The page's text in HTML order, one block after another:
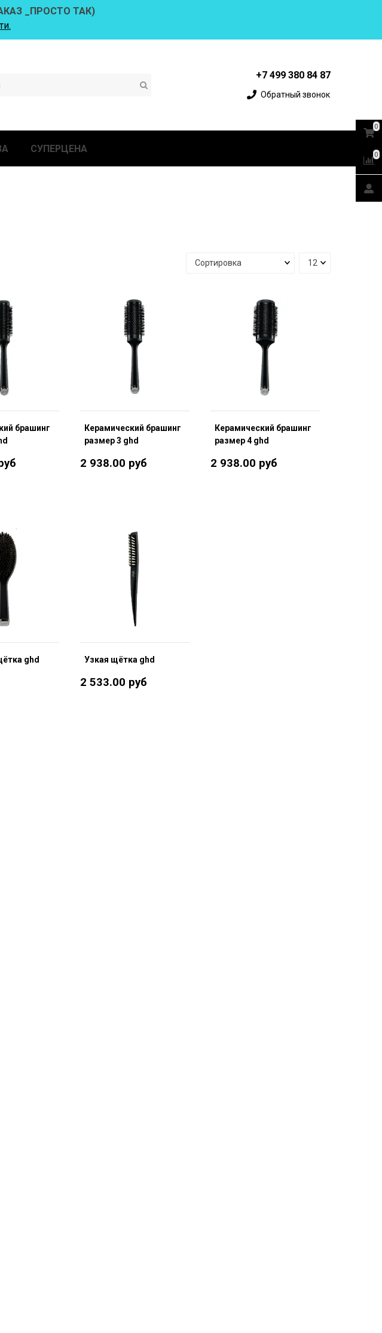
_ПРОСТО ТАК)
+7 499 380 84 87
Обратный звонок
СУПЕРЦЕНА
брашинг
Керамический брашинг
размер 3 ghd
2 938.00 руб
Керамический брашинг
размер 4 ghd
2 938.00 руб
ghd Узкая щётка ghd
2 533.00 руб
0
0